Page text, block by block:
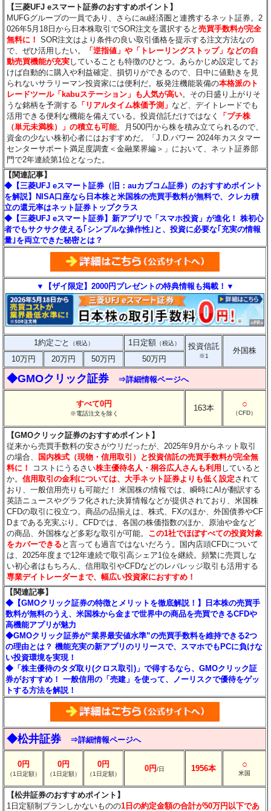
【三菱UFJ eスマート証券のおすすめポイント】
MUFGグループの一員であり、さらにau経済圏と連携するネット証券。2
026年5月18日から日本株取引でSOR注文を選択すると売買手数料が完全
無料に！ SOR注文はより条件の良い取引価格を提示する注文方法なの
で、ぜひ活用したい。
「逆指値」や「トレーリングストップ」などの自
動売買機能が充実していることも特徴のひとつ。あらかじめ設定してお
けば自動的に購入や利益確定、損切りができるので、日中に値動きを見
られないサラリーマン投資家には便利だ。板発注機能装備の本格派のト
レードツール「kabuステーション」も人気が高い。その日盛り上がりそ
うな銘柄を予測する 「リアルタイム株価予測」 など、デイトレードでも
活用できる便利な機能を備えている。投資信託だけではなく
「プチ株
（単元未満株）」の積立も可能。月500円から株を積み立てられるので、
資金の少ない株初心者にはおすすめだ。「J.D.パワー 2024年カスタマー
センターサポート満足度調査＜金融業界編＞」において、ネット証券部
門で2年連続第1位となった。
【関連記事】
◆【三菱UFJ eスマート証券（旧：auカブコム証券）のおすすめポイント
を解説】NISA口座なら日本株と米国株の売買手数料が無料で、クレカ積
立の還元率はネット証券トップクラス
◆【三菱UFJ eスマート証券】新アプリで「スマホ投資」が進化！ 株初心
者でもサクサク使える｢シンプルな操作性｣と、投資に必要な｢充実の情報
量｣を両立できた秘密とは？
▼【ザイ限定】2000円プレゼントの特典情報も掲載！▼
1約定ごと （税込） 1日定額 （税込） 投資信託
※1
外国株
10万円
20万円 50万円 50万円
◆GMOクリック証券 ⇒詳細情報ページへ
すべて0円
※電話注文を除く
163本 ○
（CFD）
【GMOクリック証券のおすすめポイント】
従来から売買手数料の安さがウリだったが、2025年9月からネット取引
の場合、 国内株式（現物・信用取引）と投資信託の売買手数料が完全無
料に！
コストにうるさい株主優待名人・桐谷広人さんも利用 していると
か。信用取引の金利については、大手ネット証券よりも低く設定されて
おり、一般信用売りも可能だ！ 米国株の情報では、瞬時にAIが翻訳する
英語ニュースやグラフ化された決算情報などが提供されており、米国株
CFDの取引に役立つ。商品の品揃えは、株式、FXのほか、外国債券やCF
Dまである充実ぶり。CFDでは、各国の株価指数のほか、原油や金など
の商品、外国株など多彩な取引が可能。 この1社でほぼすべての投資対象
をカバーできる と言っても過言ではないだろう。国内店頭CFDについて
は、2025年度まで12年連続で取引高シェア1位を継続。頻繁に売買しな
い初心者はもちろん、信用取引やCFDなどのレバレッジ取引も活用する
専業デイトレーダーまで、幅広い投資家におすすめ！
【関連記事】
◆【GMOクリック証券の特徴とメリットを徹底解説！】日本株の売買手
数料が無料のうえ、米国株から金まで世界中の商品を売買できるCFDや
高機能アプリが魅力
◆GMOクリック証券が“業界最安値水準”の売買手数料を維持できる2つ
の理由とは？ 機能充実の新アプリのリリースで、スマホでもPCに負けな
い投資環境を実現！
◆「株主優待のタダ取り(クロス取引)」で得するなら、GMOクリック証
券がおすすめ！ 一般信用の「売建」を使って、ノーリスクで優待をゲッ
トする方法を解説！
◆松井証券 ⇒詳細情報ページへ
0円
（1日定額）
0円
（1日定額）
0円
（1日定額）
0円/日 1956本 ○
米国
【松井証券のおすすめポイント】
1日定額制プランしかないものの1日の約定金額の合計が50万円以下であ